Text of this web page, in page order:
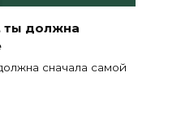
ты должна
сначала самой